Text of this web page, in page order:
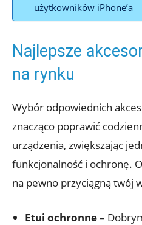
użytkowników iPhone’a
Najlepsze
na⁤ rynku
Wybór ⁤odpowiednich
znacząco poprawić
urządzenia, ⁤zwiększając
⁢funkcjonalność i‍ ochronę.
na pewno przyciągną twój
Etui ochronne–